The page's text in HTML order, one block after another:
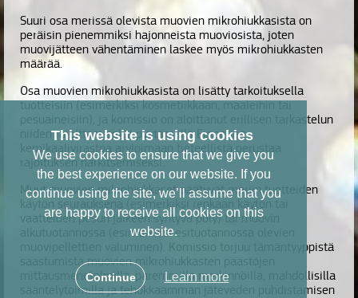
This website is using cookies
We use cookies to ensure that we give you
the best experience on our website. If you
continue using the site, we’ll assume that you
are happy to receive all cookies on this
website.
Continue Learn more
Suuri osa merissä olevista muovien mikrohiukkasista on
peräisin pienemmiksi hajonneista muoviosista, joten
muovijätteen vähentäminen laskee myös mikrohiukkasten
määrää.
Osa muovien mikrohiukkasista on lisätty tarkoituksella
tuotteisiin (esimerkiksi kosmetiikkaan, maaleihin tai
pesuaineisiin), ja komissio on aloittanut erillisen tarkastelun
niiden rajoittamiseksi pyytämällä Euroopan
kemikaalivirastoa arvioimaan tieteellistä perustaa
rajoituksen harkitsemiseksi.
Muut muovien mikrohiukkaset päätyvät meriin tuotteiden
käytön seurauksena (esimerkiksi renkaan käytön tai
vaatteiden pesun jälkeen syntyvä pöly) tai muovin
alkutuotannossa (esimerkiksi esituotannossa olevien
muovipellettien valuminen). Komissio torjuu tämäntyyppistä
saastumista muovien mikrohiukkasten päästöjen
mittausmenetelmillä, paremmilla merkinnöillä, mahdollisilla
sääntelytoimilla ja tehokkaamman jäteveden puhdistamisen